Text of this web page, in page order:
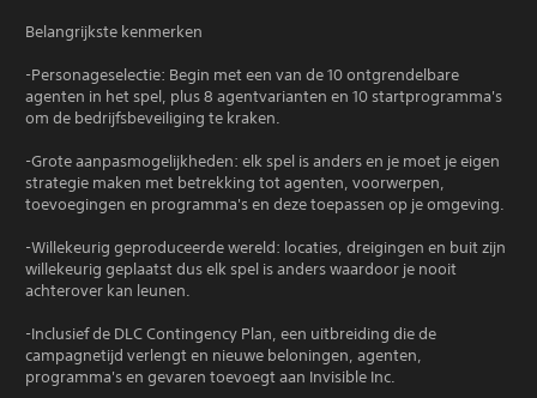
Belangrijkste kenmerken
-Personageselectie: Begin met een van de 10 ontgrendelbare
agenten in het spel, plus 8 agentvarianten en 10 startprogramma's
om de bedrijfsbeveiliging te kraken.
-Grote aanpasmogelijkheden: elk spel is anders en je moet je eigen
strategie maken met betrekking tot agenten, voorwerpen,
toevoegingen en programma's en deze toepassen op je omgeving.
-Willekeurig geproduceerde wereld: locaties, dreigingen en buit zijn
willekeurig geplaatst dus elk spel is anders waardoor je nooit
achterover kan leunen.
-Inclusief de DLC Contingency Plan, een uitbreiding die de
campagnetijd verlengt en nieuwe beloningen, agenten,
programma's en gevaren toevoegt aan Invisible Inc.